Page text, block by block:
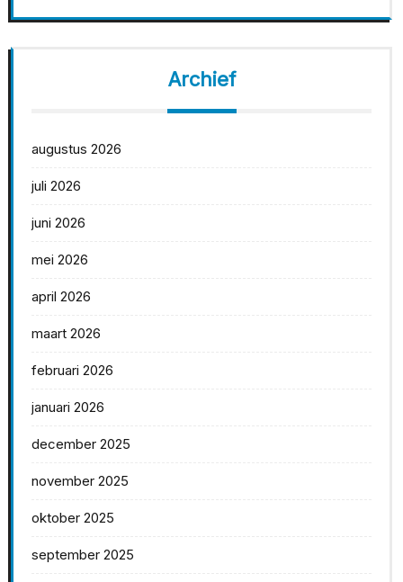
Archief
augustus 2026
juli 2026
juni 2026
mei 2026
april 2026
maart 2026
februari 2026
januari 2026
december 2025
november 2025
oktober 2025
september 2025